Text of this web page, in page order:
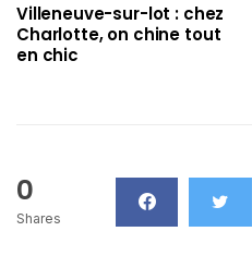
Villeneuve-sur-lot : chez
Charlotte, on chine tout
en chic
0
Shares